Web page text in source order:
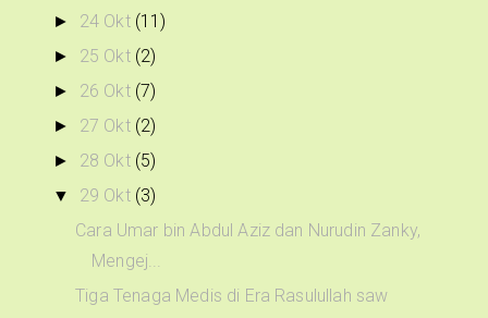
► 24 Okt (11)
► 25 Okt (2)
► 26 Okt (7)
► 27 Okt (2)
► 28 Okt (5)
▼ 29 Okt (3)
Cara Umar bin Abdul Aziz dan Nurudin Zanky,
Mengej...
Tiga Tenaga Medis di Era Rasulullah saw